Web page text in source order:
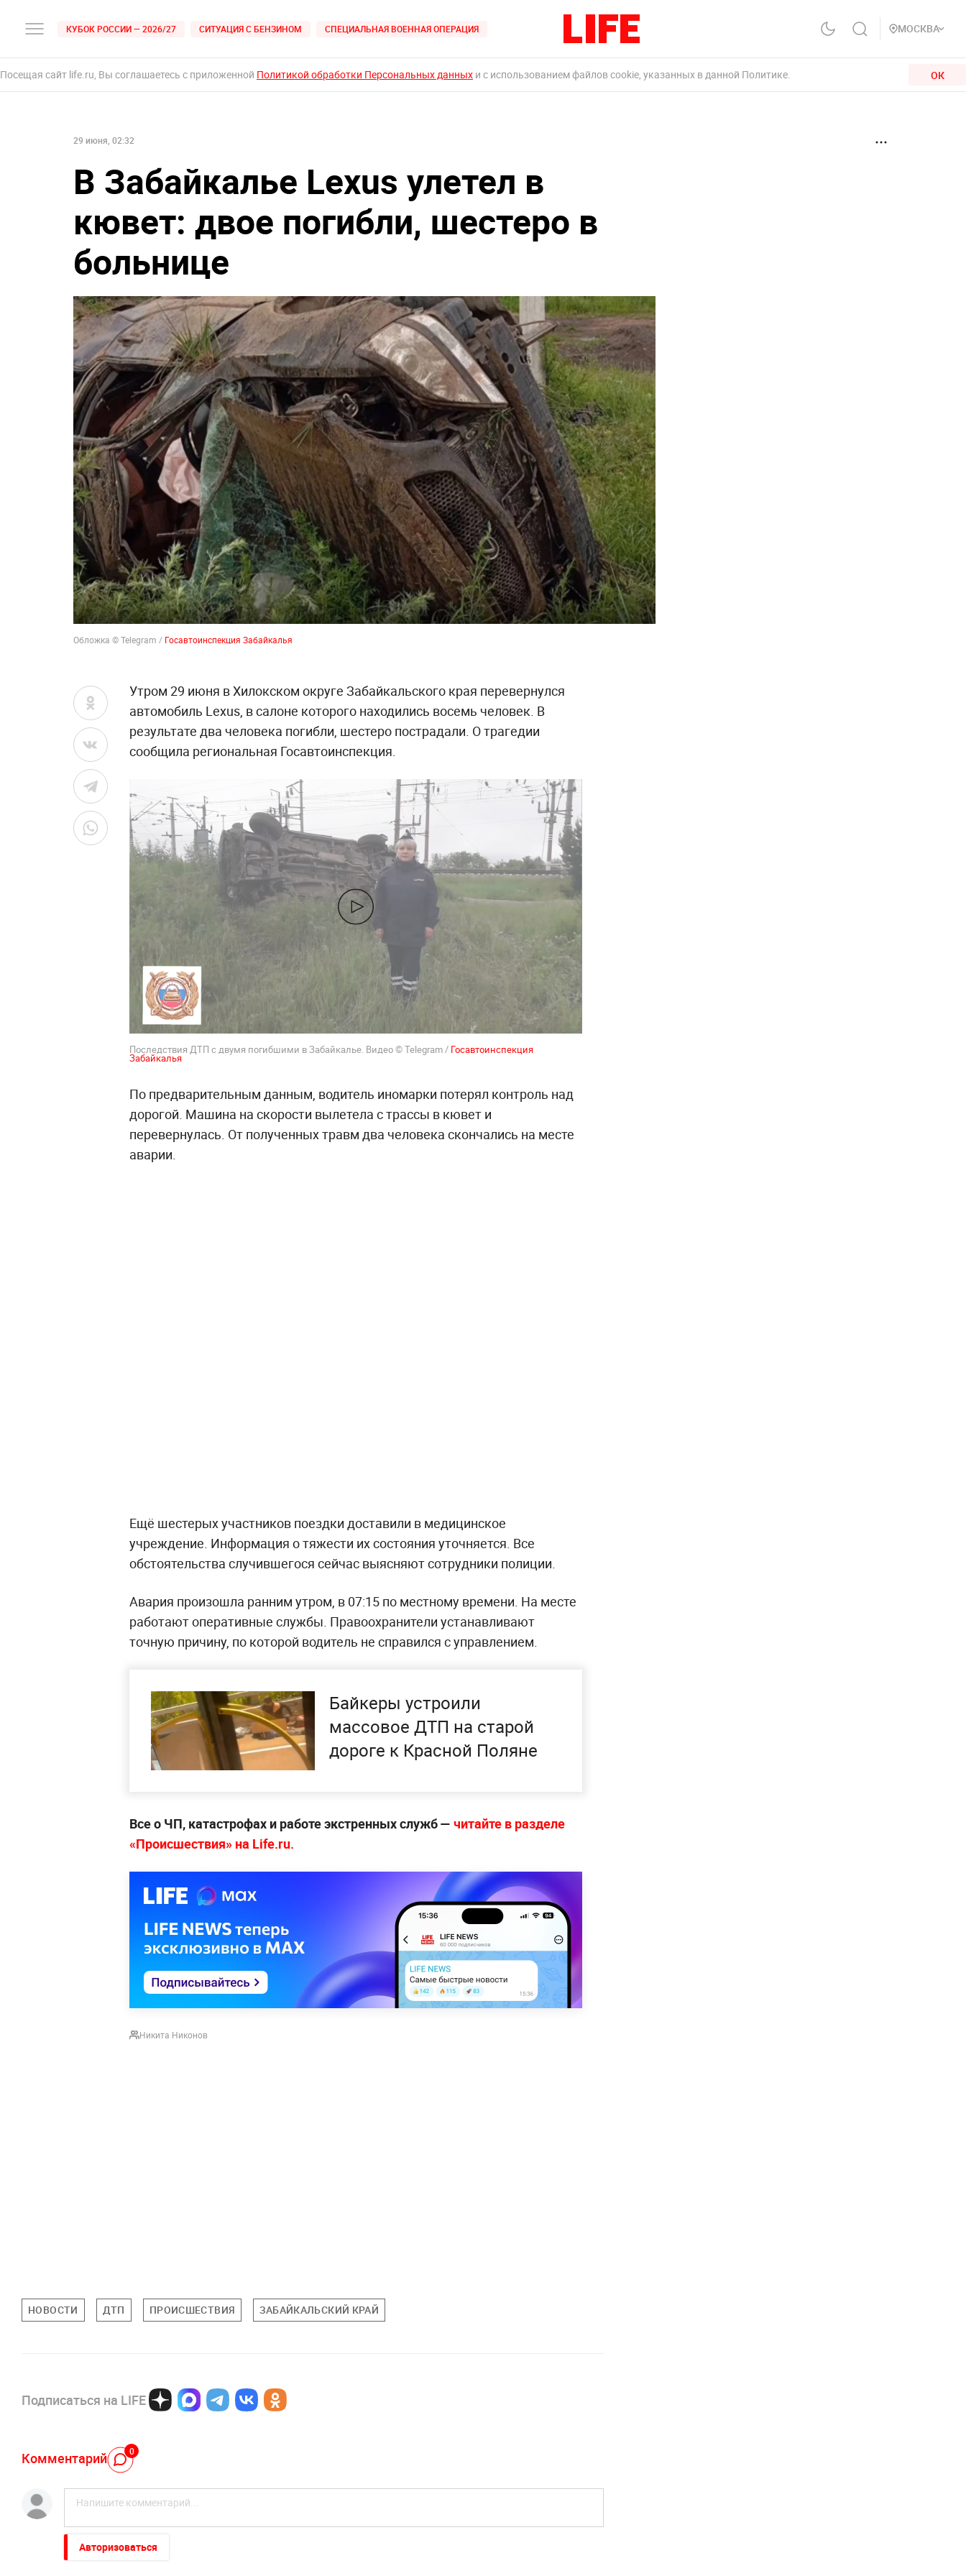
КУБОК РОССИИ — 2026/27 СИТУАЦИЯ С БЕНЗИНОМ СПЕЦИАЛЬНАЯ ВОЕННАЯ ОПЕРАЦИЯ МОСКВА
Посещая сайт life.ru, Вы соглашаетесь с приложенной Политикой обработки Персональных данных и с использованием файлов cookie, указанных в данной Политике. ОК
29 июня, 02:32
В Забайкалье Lexus улетел в
кювет: двое погибли, шестеро в
больнице
Обложка © Telegram / Госавтоинспекция Забайкалья
Утром 29 июня в Хилокском округе Забайкальского края перевернулся
автомобиль Lexus, в салоне которого находились восемь человек. В
результате два человека погибли, шестеро пострадали. О трагедии
сообщила региональная Госавтоинспекция.
Последствия ДТП с двумя погибшими в Забайкалье. Видео © Telegram / Госавтоинспекция
Забайкалья
По предварительным данным, водитель иномарки потерял контроль над
дорогой. Машина на скорости вылетела с трассы в кювет и
перевернулась. От полученных травм два человека скончались на месте
аварии.
Ещё шестерых участников поездки доставили в медицинское
учреждение. Информация о тяжести их состояния уточняется. Все
обстоятельства случившегося сейчас выясняют сотрудники полиции.
Авария произошла ранним утром, в 07:15 по местному времени. На месте
работают оперативные службы. Правоохранители устанавливают
точную причину, по которой водитель не справился с управлением.
Байкеры устроили
массовое ДТП на старой
дороге к Красной Поляне
Все о ЧП, катастрофах и работе экстренных служб — читайте в разделе
«Происшествия» на Life.ru.
Никита Никонов
НОВОСТИ ДТП ПРОИСШЕСТВИЯ ЗАБАЙКАЛЬСКИЙ КРАЙ
Подписаться на LIFE
Комментарий 0
Авторизоваться